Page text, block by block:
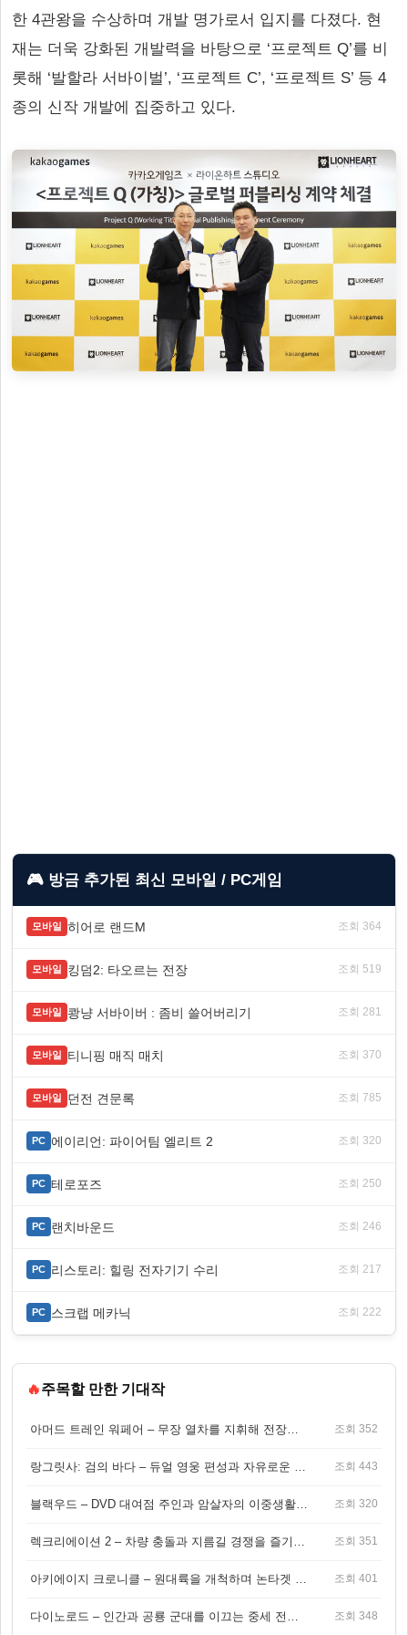
한 4관왕을 수상하며 개발 명가로서 입지를 다졌다. 현
재는 더욱 강화된 개발력을 바탕으로 ‘프로젝트 Q’를 비
롯해 ‘발할라 서바이벌’, ‘프로젝트 C’, ‘프로젝트 S’ 등 4
종의 신작 개발에 집중하고 있다.
🎮 방금 추가된 최신 모바일 / PC게임
모바일 히어로 랜드M 조회 364
모바일 킹덤2: 타오르는 전장 조회 519
모바일 쾅냥 서바이버 : 좀비 쓸어버리기 조회 281
모바일 티니핑 매직 매치 조회 370
모바일 던전 견문록 조회 785
PC 에이리언: 파이어팀 엘리트 2 조회 320
PC 테로포즈 조회 250
PC 랜치바운드 조회 246
PC 리스토리: 힐링 전자기기 수리 조회 217
PC 스크랩 메카닉 조회 222
🔥주목할 만한 기대작
조회 352
조회 443
조회 320
조회 351
조회 401
조회 348